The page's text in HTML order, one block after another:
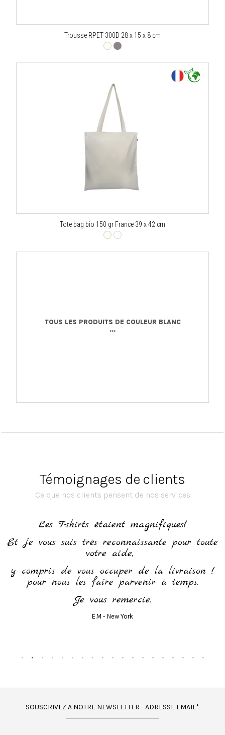
Trousse RPET 300D 28 x 15 x 8 cm
Tote bag bio 150 gr France 39 x 42 cm
TOUS LES PRODUITS DE COULEUR BLANC
...
Témoignages de clients
Ce que nos clients pensent de nos services
Les T-shirts étaient magnifiques!
Et je vous suis très reconnaissante pour toute
votre aide,
y compris de vous occuper de la livraison !
pour nous les faire parvenir à temps.
Je vous remercie.
E.M - New York
SOUSCRIVEZ A NOTRE NEWSLETTER - ADRESSE EMAIL*